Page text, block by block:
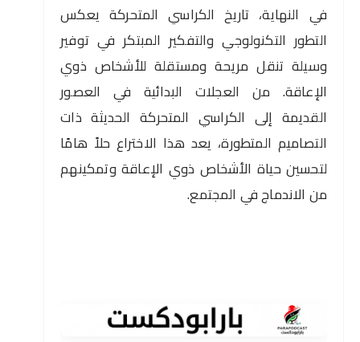
في النهاية، تاريخ الكراسي المتحركة يعكس
التطور التكنولوجي والتفكير المبتكر في توفير
وسيلة تنقل مريحة ومستقلة للأشخاص ذوي
الإعاقة. من العجلات البدائية في العصور
القديمة إلى الكراسي المتحركة الحديثة ذات
التصاميم المتطورة، يعد هذا الاختراع حلاً هامًا
لتحسين حياة الأشخاص ذوي الإعاقة وتمكينهم
من الاندماج في المجتمع.